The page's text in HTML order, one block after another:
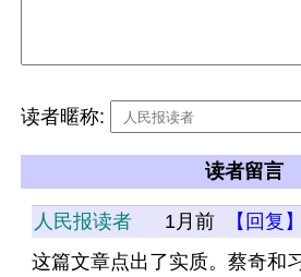
读者暱称:
读者留言
人民报读者 1月前
【回复】
这篇文章点出了实质。蔡奇和